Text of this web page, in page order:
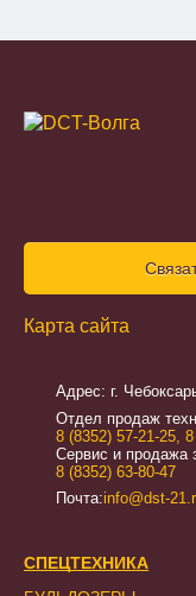
Карта сайта
Адрес: г.
Отдел продаж
8 (8352) 57-21-25
Сервис и продажа
8 (8352) 63-80-47
Почта:info@dst-
СПЕЦТЕХНИКА